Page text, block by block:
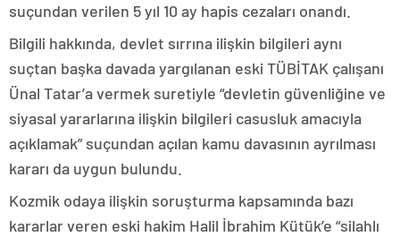
suçundan verilen 5 yıl 10 ay hapis cezaları onandı.
Bilgili hakkında, devlet sırrına ilişkin bilgileri aynı
suçtan başka davada yargılanan eski TÜBİTAK çalışanı
Ünal Tatar’a vermek suretiyle “devletin güvenliğine ve
siyasal yararlarına ilişkin bilgileri casusluk amacıyla
açıklamak” suçundan açılan kamu davasının ayrılması
kararı da uygun bulundu.
Kozmik odaya ilişkin soruşturma kapsamında bazı
kararlar veren eski hakim Halil İbrahim Kütük’e “silahlı